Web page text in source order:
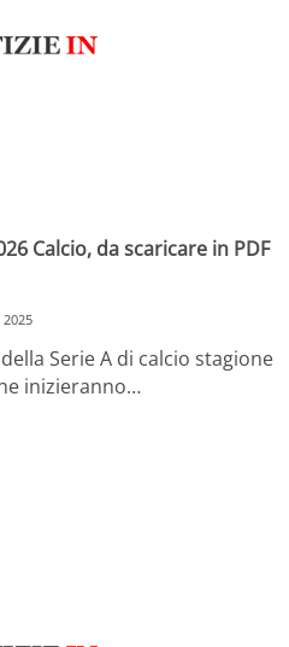
Calcio, da scaricare in PDF
Serie A di calcio stagione
inizieranno…